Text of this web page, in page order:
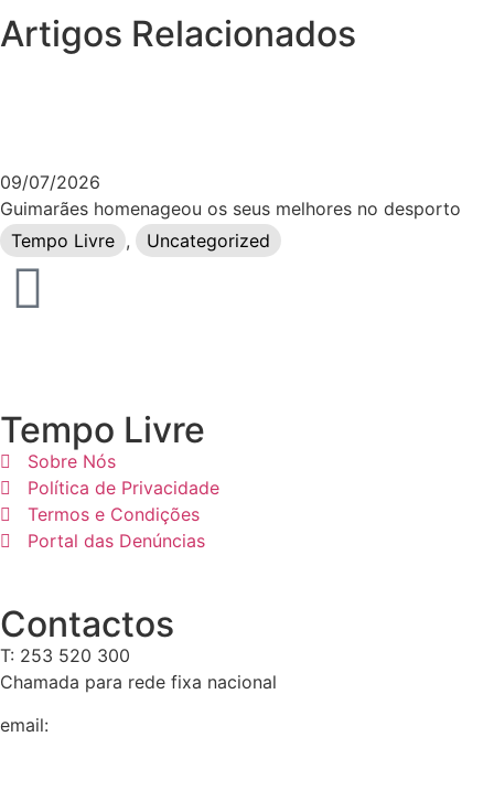
Artigos Relacionados
09/07/2026
Guimarães homenageou os seus melhores no desporto
Tempo Livre , Uncategorized
Tempo Livre
Sobre Nós
Política de Privacidade
Termos e Condições
Portal das Denúncias
Contactos
T: 253 520 300
Chamada para rede fixa nacional
email: